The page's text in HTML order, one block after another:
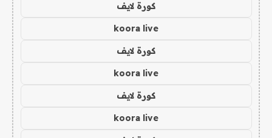
كورة لايف
koora live
كورة لايف
koora live
كورة لايف
koora live